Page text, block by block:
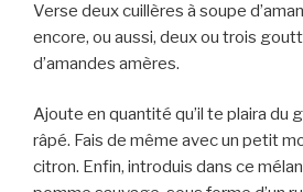
Verse deux cuillères à soupe
encore, ou aussi, deux ou trois
d’amandes amères.
Ajoute en quantité qu’il te plaira du
râpé. Fais de même avec un petit
citron. Enfin, introduis dans ce